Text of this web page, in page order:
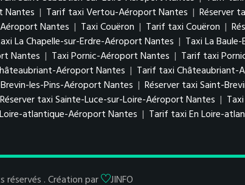
Nantes | Tarif taxi Vertou-Aéroport Nantes | Réserver
Nantes | Taxi Couëron | Tarif taxi Couëron |
La Chapelle-sur-Erdre-Aéroport Nantes | Taxi La
Nantes | Taxi Pornic-Aéroport Nantes | Tarif taxi
Aéroport Nantes | Tarif taxi Châteaubriant-
les-Pins-Aéroport Nantes | Réserver taxi Saint-
Réserver taxi Sainte-Luce-sur-Loire-Aéroport Nantes |
atlantique-Aéroport Nantes | Tarif taxi En Loire-
. Création par JINFO